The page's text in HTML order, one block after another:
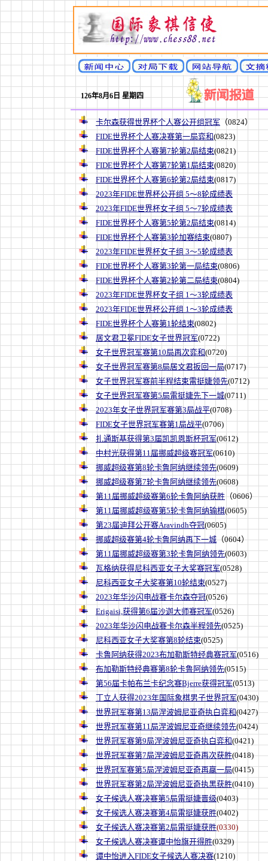
126年8月6日 星期四
卡尔森获得世界杯个人赛公开组冠军（0824）
FIDE世界杯个人赛决赛第一局弈和(0823)
FIDE世界杯个人赛第7轮第2局结束(0821)
FIDE世界杯个人赛第7轮第1局结束(0820)
FIDE世界杯个人赛第6轮第2局结束(0817)
2023年FIDE世界杯公开组 5～8轮成绩表
2023年FIDE世界杯女子组 5～7轮成绩表
FIDE世界杯个人赛第5轮第2局结束(0814)
FIDE世界杯个人赛第3轮加赛结束(0807)
2023年FIDE世界杯女子组 3～5轮成绩表
FIDE世界杯个人赛第3轮第一局结束(0806)
FIDE世界杯个人赛第2轮第二局结束(0804)
2023年FIDE世界杯女子组 1～3轮成绩表
2023年FIDE世界杯公开组 1～3轮成绩表
FIDE世界杯个人赛第1轮结束(0802)
居文君卫冕FIDE女子世界冠军(0722)
女子世界冠军赛第10局再次弈和(0720)
女子世界冠军赛第8局居文君扳回一局(0717)
女子世界冠军赛前半程结束雷挺婕领先(0712)
女子世界冠军赛第5局雷挺婕先下一城(0711)
2023年女子世界冠军赛第3局战平(0708)
FIDE女子世界冠军赛第1局战平(0706)
扎通斯基获得第3届凯凯恩斯杯冠军(0612)
中村光获得第11届挪威超级赛冠军(0610)
挪威超级赛第8轮卡鲁阿纳继续领先(0609)
挪威超级赛第7轮卡鲁阿纳继续领先(0608)
第11届挪威超级赛第6轮卡鲁阿纳获胜（0606）
第11届挪威超级赛第5轮卡鲁阿纳输棋(0605)
第23届迪拜公开赛Aravindh夺冠(0605)
挪威超级赛第4轮卡鲁阿纳再下一城（0604）
第11届挪威超级赛第3轮卡鲁阿纳领先(0603)
瓦格纳获得尼科西亚女子大奖赛冠军(0528)
尼科西亚女子大奖赛第10轮结束(0527)
2023年华沙闪电战赛卡尔森夺冠(0526)
Erigaisi,获得第6届沙迦大师赛冠军(0526)
2023年华沙闪电战赛卡尔森半程领先(0525)
尼科西亚女子大奖赛第8轮结束(0525)
卡鲁阿纳获得2023布加勒斯特经典赛冠军(0516)
布加勒斯特经典赛第8轮卡鲁阿纳领先(0515)
第56届卡帕布兰卡纪念赛Bjerre获得冠军(0513)
丁立人获得2023年国际象棋男子世界冠军(0430)
世界冠军赛第13局涅波姆尼亚奇执白弈和(0427)
世界冠军赛第11局涅波姆尼亚奇继续领先(0424)
世界冠军赛第9局涅波姆尼亚奇执白弈和(0421)
世界冠军赛第7局涅波姆尼亚奇再次获胜(0418)
世界冠军赛第5局涅波姆尼亚奇再赢一局(0415)
世界冠军赛第2局涅波姆尼亚奇执黑获胜(0410)
女子候选人赛决赛第5局雷挺婕晋级(0403)
女子候选人赛决赛第4局雷挺婕获胜(0402)
女子候选人赛决赛第2局雷挺婕获胜(0330)
女子候选人赛决赛谭中怡旗开得胜(0329)
谭中怡进入FIDE女子候选人赛决赛(1210)